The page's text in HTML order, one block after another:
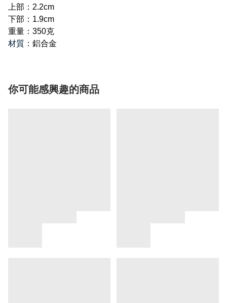
上部：2.2cm
下部：1.9cm
重量：350克
材質 ：鋁合金
你可能感興趣的商品